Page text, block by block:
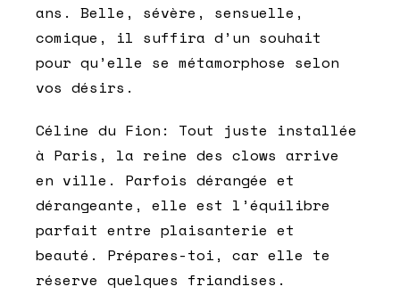
ans. Belle, sévère, sensuelle,
comique, il suffira d’un souhait
pour qu’elle se métamorphose selon
vos désirs.
Céline du Fion: Tout juste installée
à Paris, la reine des clows arrive
en ville. Parfois dérangée et
dérangeante, elle est l’équilibre
parfait entre plaisanterie et
beauté. Prépares-toi, car elle te
réserve quelques friandises.